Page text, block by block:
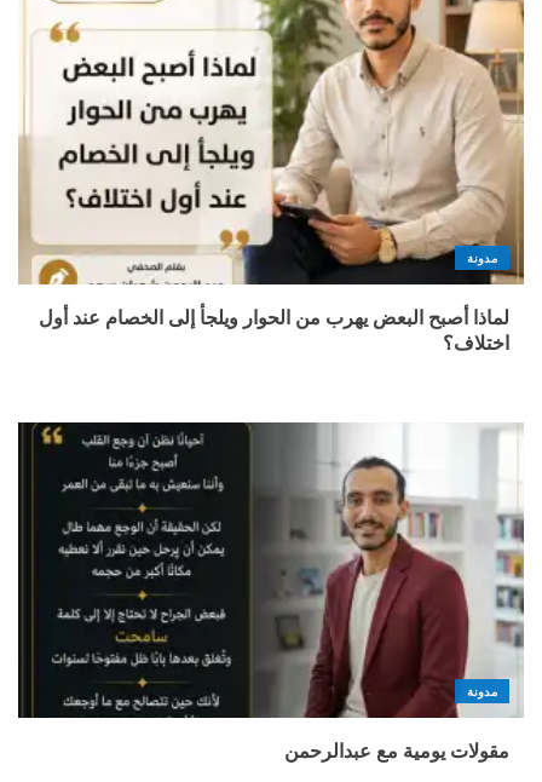
مدونة
لماذا أصبح البعض يهرب من الحوار ويلجأ إلى الخصام عند أول
اختلاف؟
مدونة
مقولات يومية مع عبدالرحمن